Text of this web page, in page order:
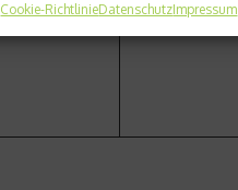
Cookie-RichtlinieDatenschutzImpressum